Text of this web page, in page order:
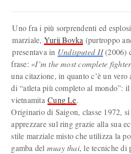
Uno fra i più sorprendenti ed
marziale, Yurij Boyka (purtroppo
presentava in Undisputed II(2006)
frase: «I’m the most complete
una citazione, in quanto c’è un vero
di “atleta più completo al mondo”:
vietnamitaCung Le.
Originario di Saigon, classe 1972,
apprezzare sul ring grazie alla sua
stile marziale misto che utilizza la
gamba del muay thai, le tecniche di